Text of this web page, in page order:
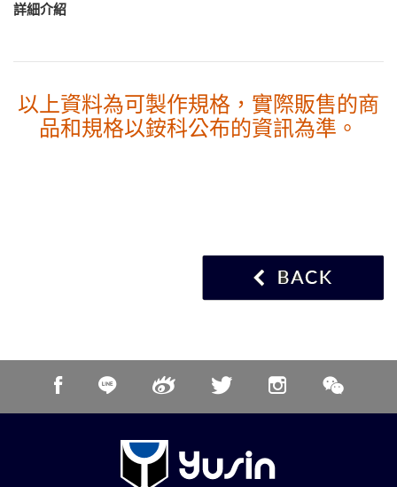
詳細介紹
以上資料為可製作規格，實際販售的商
品和規格以銨科公布的資訊為準。